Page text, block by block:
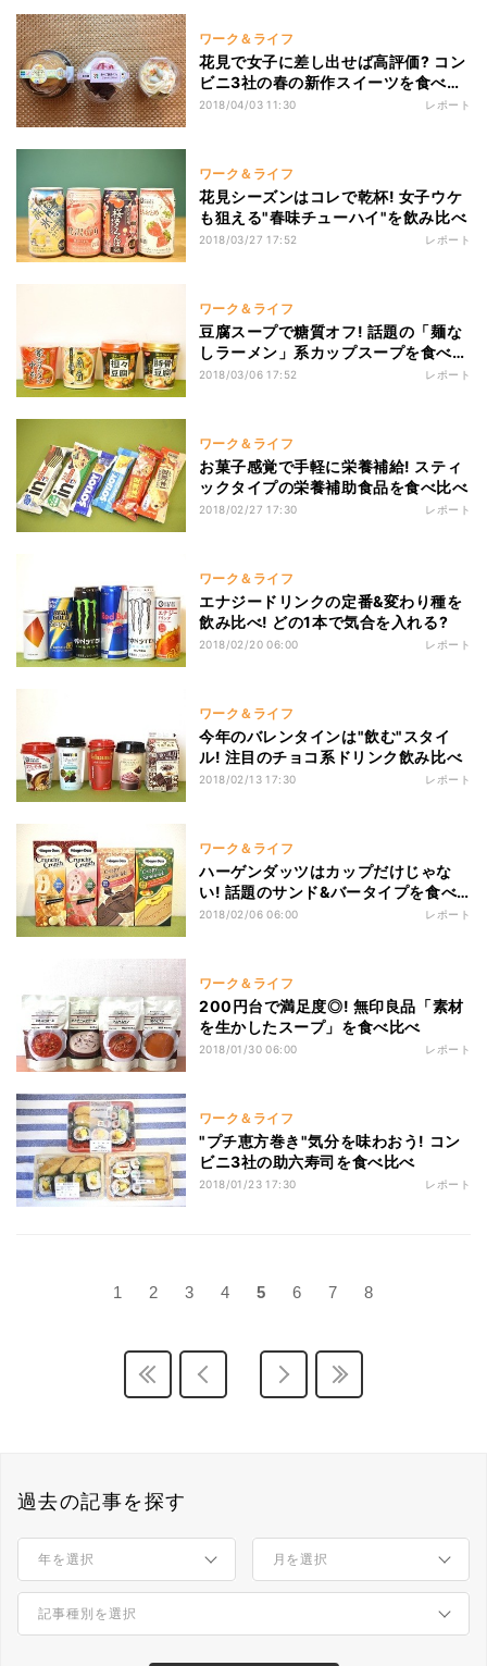
ワーク＆ライフ
花見で女子に差し出せば高評価? コン
ビニ3社の春の新作スイーツを食べ比
べ
2018/04/03 11:30 レポート
ワーク＆ライフ
花見シーズンはコレで乾杯! 女子ウケ
も狙える"春味チューハイ"を飲み比べ
2018/03/27 17:52 レポート
ワーク＆ライフ
豆腐スープで糖質オフ! 話題の「麺な
しラーメン」系カップスープを食べ比
べ
2018/03/06 17:52 レポート
ワーク＆ライフ
お菓子感覚で手軽に栄養補給! スティ
ックタイプの栄養補助食品を食べ比べ
2018/02/27 17:30 レポート
ワーク＆ライフ
エナジードリンクの定番&変わり種を
飲み比べ! どの1本で気合を入れる?
2018/02/20 06:00 レポート
ワーク＆ライフ
今年のバレンタインは"飲む"スタイ
ル! 注目のチョコ系ドリンク飲み比べ
2018/02/13 17:30 レポート
ワーク＆ライフ
ハーゲンダッツはカップだけじゃな
い! 話題のサンド&バータイプを食べ
比べ
2018/02/06 06:00 レポート
ワーク＆ライフ
200円台で満足度◎! 無印良品「素材
を生かしたスープ」を食べ比べ
2018/01/30 06:00 レポート
ワーク＆ライフ
"プチ恵方巻き"気分を味わおう! コン
ビニ3社の助六寿司を食べ比べ
2018/01/23 17:30 レポート
1 2 3 4 5 6 7 8
過去の記事を探す